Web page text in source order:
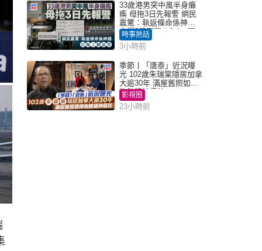
33歲港男突中風半身癱
瘓 母拖3日先報警 網民
震驚：執返條命係神蹟
自爆2個惡習｜Juicy叮
時事熱話
3小時前
季節丨「唐泰」近況曝
光 102歲朱瑞棠隱居加拿
大逾30年 滿屋舊照如博
物館精神極佳
影視圈
23小時前